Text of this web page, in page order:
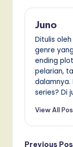
Juno
Ditulis
genre
ending
pelarian,
dalamnya.
series? Di
View All
Previous